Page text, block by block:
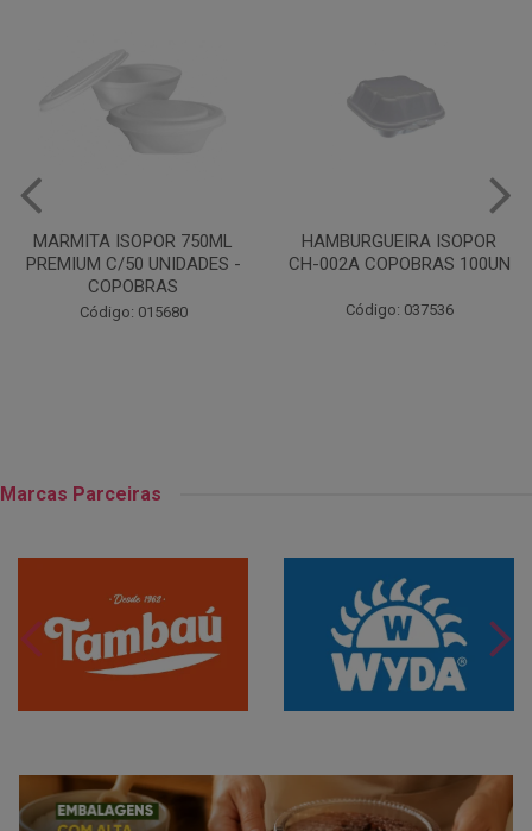
HAMBURGUEIRA ISOPOR
CH-002A COPOBRAS 100UN
Código: 037536
CAIXA PARDA PIZZA N30
OITAVADA BALUARTE C/10
Código: 001124
Marcas Parceiras